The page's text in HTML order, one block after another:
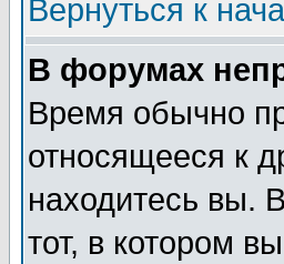
Вернуться к
В форумах
Время обычно
относящееся к
находитесь вы.
тот, в котором